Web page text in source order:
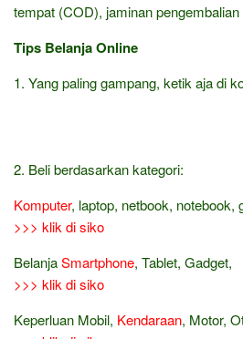
tempat (COD), jaminan
Tips Belanja Online
1. Yang paling gampang, ketik aja di
2. Beli berdasarkan kategori:
Komputer, laptop, netbook, notebook,
>>> klik di siko
BelanjaSmartphone, Tablet, Gadget,
>>> klik di siko
Keperluan Mobil, Kendaraan, Motor,